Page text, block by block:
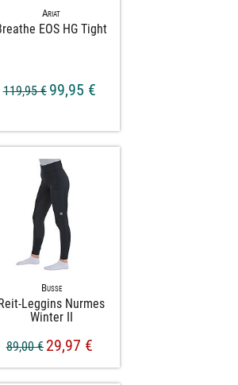
Ariat
EOS HG Tight
119,95 € 99,95 €
Busse
​Leggins Nurmes
Winter II
89,00 € 29,97 €